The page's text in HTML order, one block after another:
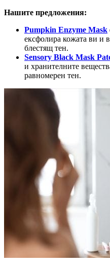
Нашите предложения:
Pumpkin Enzyme Mask
ексфолира кожата ви и
блестящ тен.
Sensory Black Mask
и хранителните
равномерен тен.